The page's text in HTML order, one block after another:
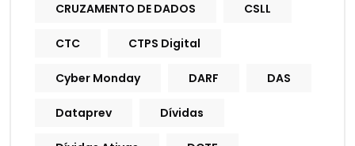
CRUZAMENTO DE DADOS CSLL
CTC CTPS Digital
Cyber Monday DARF DAS
Dataprev Dívidas